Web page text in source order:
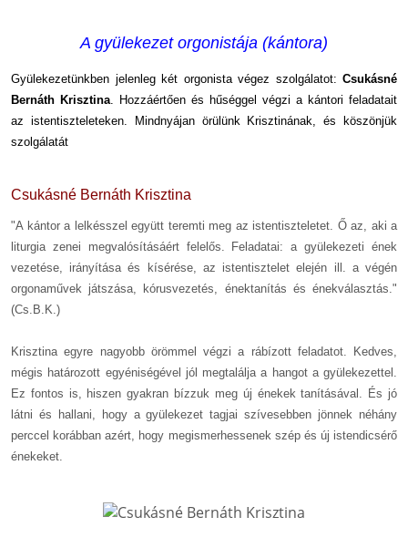
A gyülekezet orgonistája (kántora)
Gyülekezetünkben jelenleg két orgonista végez szolgálatot: Csukásné
Bernáth Krisztina. Hozzáértően és hűséggel végzi a kántori feladatait
az istentiszteleteken.
Mindnyájan örülünk Krisztinának, és köszönjük
szolgálatát
Csukásné Bernáth Krisztina
"A kántor a lelkésszel együtt teremti meg az istentiszteletet. Ő az, aki a
liturgia zenei megvalósításáért felelős. Feladatai: a gyülekezeti ének
vezetése, irányítása és kísérése, az istentisztelet elején ill. a végén
orgonaművek játszása, kórusvezetés, énektanítás és énekválasztás."
(Cs.B.K.)
Krisztina egyre nagyobb örömmel végzi a rábízott feladatot. Kedves,
mégis határozott egyéniségével jól megtalálja a hangot a gyülekezettel.
Ez fontos is, hiszen gyakran bízzuk meg új énekek tanításával. És jó
látni és hallani, hogy a gyülekezet tagjai szívesebben jönnek néhány
perccel korábban azért, hogy megismerhessenek szép és új istendicsérő
énekeket.